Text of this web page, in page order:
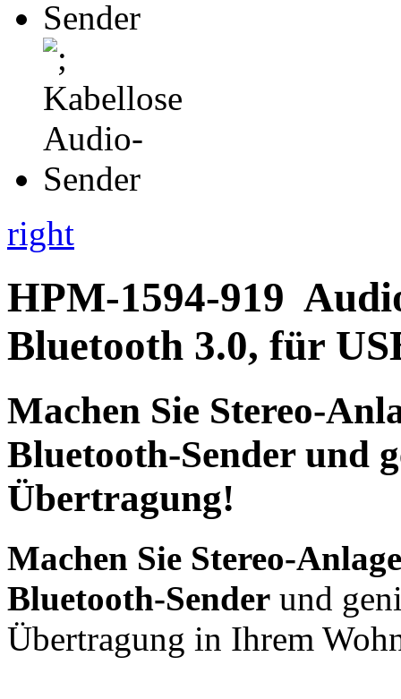
right
HPM-1594-919
Bluetooth 3.0, für
Machen Sie Stereo-
Bluetooth-Senderund
Übertragung!
Machen Sie Stereo-
Bluetooth-Sender und
Übertragung in Ihrem